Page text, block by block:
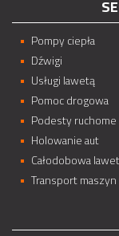
Pompy ciepła
Dźwigi
Usługi lawetą
Pomoc drogowa
Podesty ruchome
Holowanie aut
Całodobowa
Transport maszyn